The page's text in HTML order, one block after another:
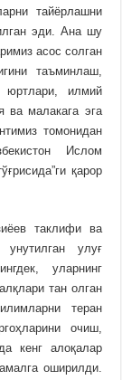
тайёрлашни
эди. Ана шу
асос солган
таъминлаш,
илмий
ва малакага эга
томонидан
Ислом
қарор
таклифи ва
улуғ
уларнинг
тан олган
теран
очиш,
кенг алоқалар
оширилди.